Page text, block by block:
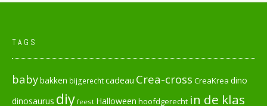
TAGS
babybakken bijgerechtcadeau Crea-cross CreaKrea dino
dinosaurus diy feest Halloween hoofdgerecht in de klas